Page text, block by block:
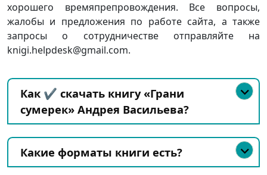
хорошего времяпрепровождения. Все вопросы,
жалобы и предложения по работе сайта, а также
запросы о сотрудничестве отправляйте на
knigi.helpdesk@gmail.com.
Как ✔️ скачать книгу «Грани
сумерек» Андрея Васильева?
Какие форматы книги есть?